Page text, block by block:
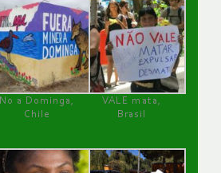
No a Dominga,
Chile
VALE mata,
Brasil